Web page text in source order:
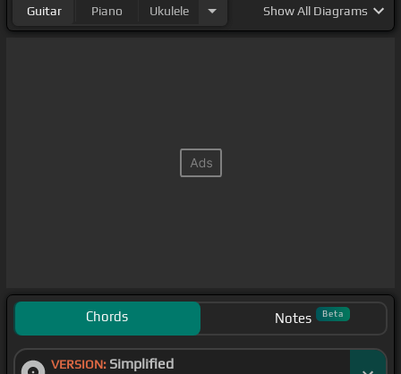
Guitar Piano Ukulele ShowAll Diagrams
Chords Notes Beta
VERSION: Simplified